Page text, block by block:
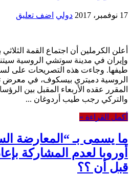
17 نوفمبر، 2017 دولي اضف تعليق
أعلن الكرملين أن اجتماع القمة
وإيران في مدينة سوتشي الروسية
طيفها. وجاءت هذه التصريحات على
الروسية دميتري بيسكوف، في معرض
المقرر عقده الأربعاء المقبل بين
والتركي رجب طيب أردوغان ...
أكمل القراءة »
ما يسمى بـ “المعارضة
أوروبا لعدم المشاركة
قبل أن ؟؟